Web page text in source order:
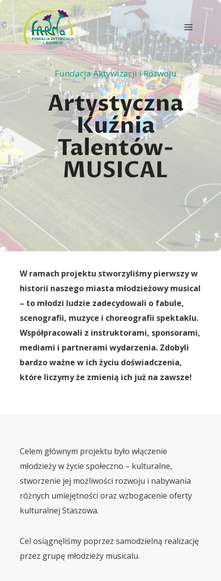
Przejdź
do
treści
Fundacja Aktywizacji i Rozwoju
Artystyczna
Kuźnia
Talentów-
MUSICAL
W ramach projektu stworzyliśmy pierwszy w
historii naszego miasta młodzieżowy musical
– to młodzi ludzie zadecydowali o fabule,
scenografii, muzyce i choreografii spektaklu.
Współpracowali z instruktorami, sponsorami,
mediami i partnerami wydarzenia. Zdobyli
bardzo ważne w ich życiu doświadczenia,
które liczymy że zmienią ich już na zawsze!
Celem głównym projektu było włączenie
młodzieży w życie społeczno – kulturalne,
stworzenie jej możliwości rozwoju i nabywania
różnych umiejętności oraz wzbogacenie oferty
kulturalnej Staszowa.
Cel osiągnęliśmy poprzez samodzielną realizację
przez grupę młodzieży musicalu.